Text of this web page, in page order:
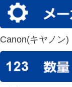
Canon(キヤノン)